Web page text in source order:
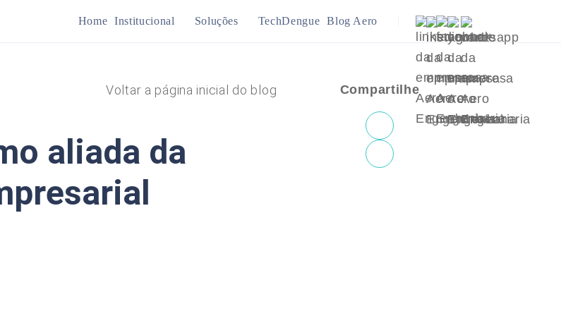
Home Institucional Soluções
Infraestrutura
TechDengue Blog Aero
Voltar a página inicial do blog
aliada da
Compartilhe